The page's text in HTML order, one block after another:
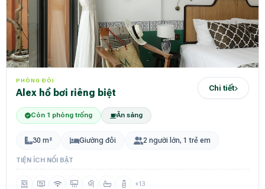
PHÒNG ĐÔI
Alex hồ bơi riêng biệt Chi tiết
Còn 1 phòng trống Ăn sáng
30 m² Giường đôi 2 người lớn, 1 trẻ em
TIỆN ÍCH NỔI BẬT
+13